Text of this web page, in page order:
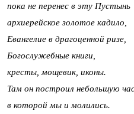
пока не перенес в эту Пустынь
архиерейское золотое кадило,
Евангелие в драгоценной ризе,
Богослужебные книги,
кресты, мощевик, иконы.
Там он построил небольшую
в которой мы и молились.